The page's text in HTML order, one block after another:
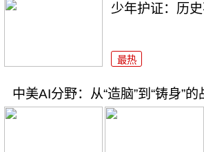
少年护证：历
最热
中美AI分野：从“造脑”到“铸身”